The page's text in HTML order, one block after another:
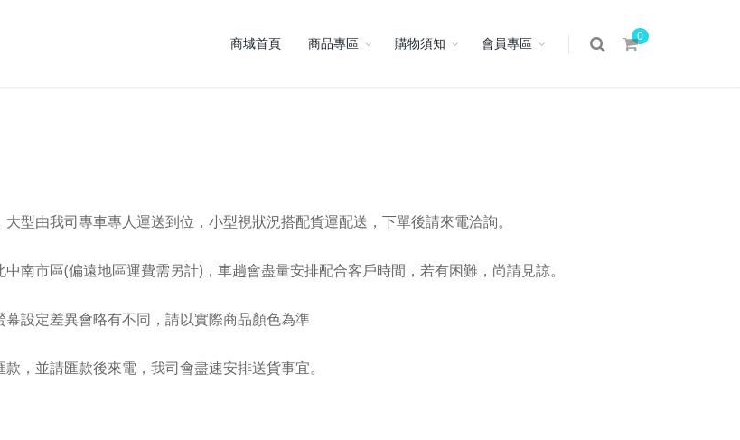
0
商城首頁 商品專區 購物須知 會員專區
型由我司專車專人運送到位，小型視狀況搭配貨運配送，下單後請來電洽詢。
南市區(偏遠地區運費需另計)，車趟會盡量安排配合客戶時間，若有困難，尚請見諒。
設定差異會略有不同，請以實際商品顏色為準
，並請匯款後來電，我司會盡速安排送貨事宜。